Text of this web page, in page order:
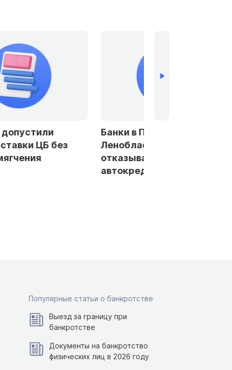
ЦБ без
Банки в Петербурге и
Ленобласти стали чаще
отказывать заемщикам в
автокредитах
Популярные статьи о банкротстве
Выезд за границу при
банкротстве
Документы на банкротство
физических лиц в 2026 году